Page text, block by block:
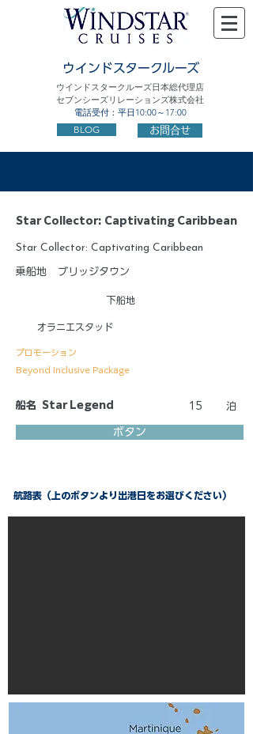
ウインドスタークルーズ
ウインドスタークルーズ日本総代理店
セブンシーズリレーションズ株式会社
電話受付：平日10:00～17:00
BLOG お問合せ
Star Collector: Captivating Caribbean
Star Collector: Captivating Caribbean
乗船地 ブリッジタウン
下船地
オラニエスタッド
プロモーション
Beyond Inclusive Package
船名 Star Legend 15 泊
ボタン
航路表（上のボタンより出港日をお選びください）